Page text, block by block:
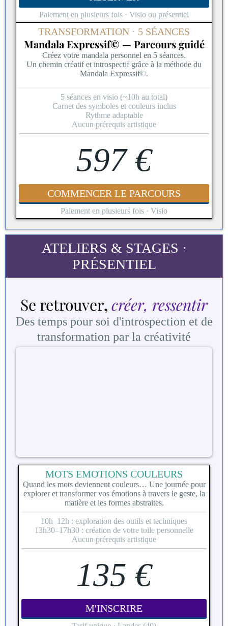
Paiement en plusieurs fois · Visio ou présentiel
TRANSFORMATION · 5 SÉANCES
Mandala Expressif© — Parcours guidé
Créez votre mandala personnel en 5 séances.
Un chemin créatif et introspectif grâce à la méthode du
Mandala Expressif©.
5 séances en visio (~10h au total)
Carnet des symboles et couleurs inclus
Rythme adaptable
Aucun prérequis artistique
597 €
COMMENCER LE PARCOURS
Paiement en plusieurs fois · Visio
ATELIERS & STAGES ·
PRÉSENTIEL
Se retrouver, créer, ressentir
Des temps pour soi d'introspection et de
transformation par la créativité
MOTS EMOTIONS COULEURS
Quand les mots deviennent couleurs… Une journée pour
explorer et transformer vos émotions à travers le geste, la
matière et les formes abstraites.
10h–12h : exploration des outils et techniques
13h30–17h30 : création de votre toile personnelle
Aucun prérequis artistique
135 €
M'INSCRIRE